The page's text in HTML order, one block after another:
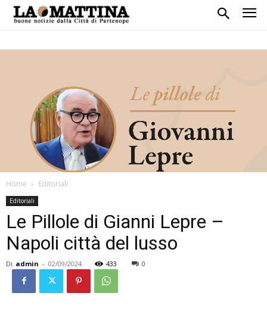
Home Editoriali
Editoriali
Le Pillole di Gianni Lepre –
Napoli città del lusso
Di admin - 02/09/2024 433 0